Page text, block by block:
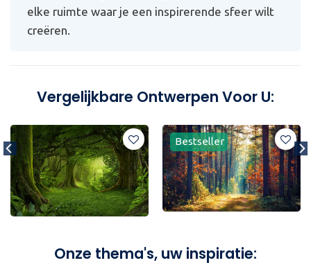
elke ruimte waar je een inspirerende sfeer wilt
creëren.
Vergelijkbare Ontwerpen Voor U:
Bestseller
Onze thema's, uw inspiratie: